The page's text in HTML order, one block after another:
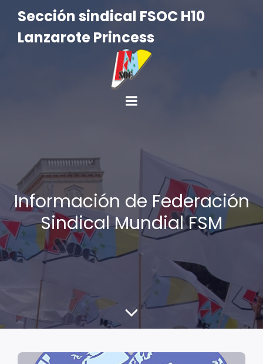
Sección sindical FSOC H10
Lanzarote Princess
Información de Federación
Sindical Mundial FSM